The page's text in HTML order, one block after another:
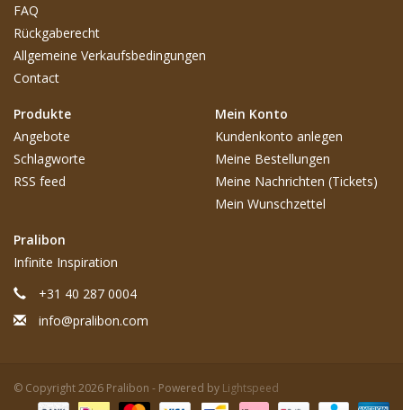
FAQ
Rückgaberecht
Allgemeine Verkaufsbedingungen
Contact
Produkte
Angebote
Schlagworte
RSS feed
Mein Konto
Kundenkonto anlegen
Meine Bestellungen
Meine Nachrichten (Tickets)
Mein Wunschzettel
Pralibon
Infinite Inspiration
+31 40 287 0004
info@pralibon.com
© Copyright 2026 Pralibon - Powered by Lightspeed